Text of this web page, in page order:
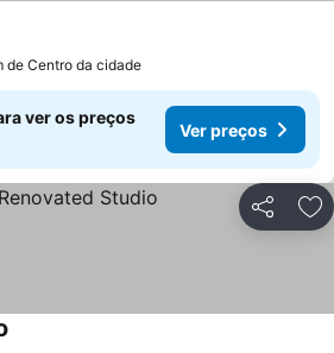
de Centro da cidade
ver os preços
Ver preços
Partilhar